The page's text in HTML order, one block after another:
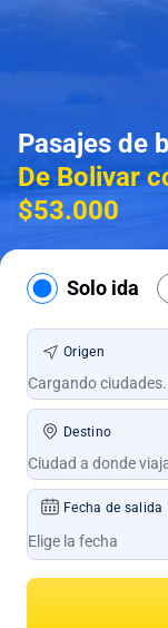
Pasajes de
De Bolivar
$53.000
Solo ida
Origen
Destino
Fecha de salida